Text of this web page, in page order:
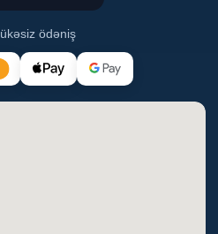
ödəniş